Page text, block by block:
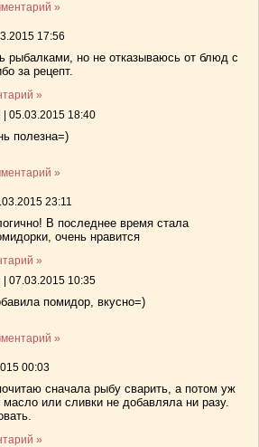
»
17:56
рыбалками, но не отказываюсь от блюд с
за рецепт.
»
05.03.2015 18:40
полезна=)
»
23:11
В последнее время стала
очень нравится
»
07.03.2015 10:35
помидор, вкусно=)
»
00:03
сначала рыбу сварить, а потом уж
или сливки не добавляла ни разу.
»